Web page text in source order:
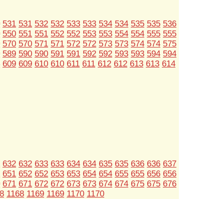
531 531 532 532 533 533 534 534 535 535 536
550 551 551 552 552 553 553 554 554 555 555
570 570 571 571 572 572 573 573 574 574 575
589 590 590 591 591 592 592 593 593 594 594
609 609 610 610 611 611 612 612 613 613 614
632 632 633 633 634 634 635 635 636 636 637
651 652 652 653 653 654 654 655 655 656 656
671 671 672 672 673 673 674 674 675 675 676
1168 1169 1169 1170 1170